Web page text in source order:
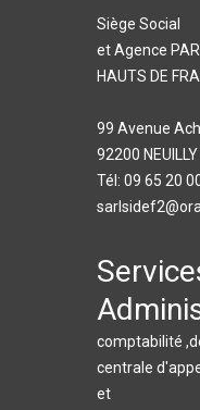
Siège Social
et Agence
HAUTS DE
99 Avenue
92200 NEUILLY
Tél: 09 65 20
comptabilité
centrale
et